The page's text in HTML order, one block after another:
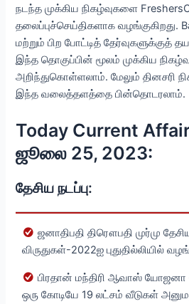
நடந்த முக்கிய நிகழ்வுகளை
தலைப்புச்செய்திகளாக வழங்குகிறது.
மற்றும் பிற போட்டித் தேர்வுகளுக்குத்
இந்த தொகுப்பின் மூலம் முக்கிய
அறிந்துகொள்ளலாம். மேலும் தினசரி
இந்த வலைத்தளத்தை பின்தொடரலாம்.
Today Current
ஜூலை 25, 2023:
தேசிய நடப்பு:
ஜனாதிபதி திரௌபதி முர்மு
விருதுகள்-2022ஐ புதுதில்லியில்
பிரதான் மந்திரி ஆவாஸ் யோஜனா
ஒரு கோடியே 19 லட்சம் வீடுகள்